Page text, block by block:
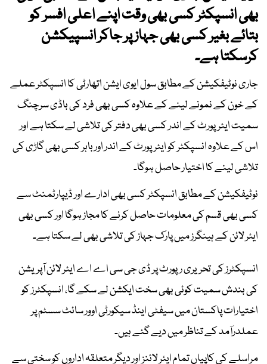
بھی انسپکٹر کسی بھی وقت اپنے اعلی افسر کو
بتائے بغیر کسی بھی جہاز پر جاکر انسپیکشن
کرسکتا ہے۔
جاری نوٹیفکیشن کے مطابق سول ایوی ایشن اتھارٹی کا انسپکٹر عملے
کے خون کے نمونے لینے کے علاوہ کسی بھی فرد کی باڈی سرچنگ
سمیت ایئرپورٹ کے اندر کسی بھی دفتر کی تلاشی لے سکتا ہے اور
اس کے علاوہ انسپکٹر کو ایئرپورٹ کے اندر اور باہر کسی بھی گاڑی کی
تلاشی لینے کا اختیار حاصل ہوگا۔
نوٹیفکیشن کے مطابق انسپکٹر کسی بھی ادارے اور ڈیپارٹمنٹ سے
کسی بھی قسم کی معلومات حاصل کرنے کا مجاز ہوگا اور کسی بھی
ایئر لائن کے ہینگرز میں پارک جہاز کی تلاشی بھی لے سکتا ہے۔
انسپکٹرز کی تحریری رپورٹ پر ڈی جی سی اے اے ایئر لائن آپریشن
کی بندش سمیت کوئی بھی سخت ایکشن لے سکے گا، انسپکٹرز کو
اختیارات پاکستان میں سیفٹی اینڈ سیکورٹی اوور سائٹ سسٹم پر
عملدرآمد کے تناظر میں دیے گئے ہیں۔
مراسلے کی کاپیاں تمام ایئر لائنز اور دیگر متعلقہ اداروں کو سختی سے